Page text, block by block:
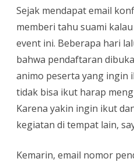
Sejak mendapat email
memberi tahu suami
event ini. Beberapa hari
bahwa pendaftaran
animo peserta yang ingin
tidak bisa ikut harap
Karena yakin ingin ikut
kegiatan di tempat lain,
Kemarin, email nomor